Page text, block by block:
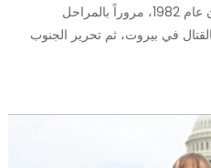
نشأتها عقب الاجتياح الإسرائيلي للبنان عام 1982، مروراً بالمراحل
في بيروت، ثم تحرير الجنوب